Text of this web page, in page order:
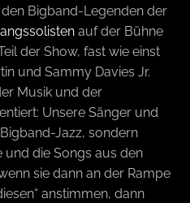
Bigband-Legenden der
auf der Bühne
der Show, fast wie einst
und Sammy Davies Jr.
Musik und der
Unsere Sänger und
Jazz, sondern
und die Songs aus den
sie dann an der Rampe
anstimmen, dann